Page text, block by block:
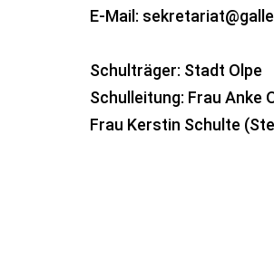
E-Mail:
Schulträger: Stadt Olpe
Schulleitung: Frau Anke
Frau Kerstin Schulte